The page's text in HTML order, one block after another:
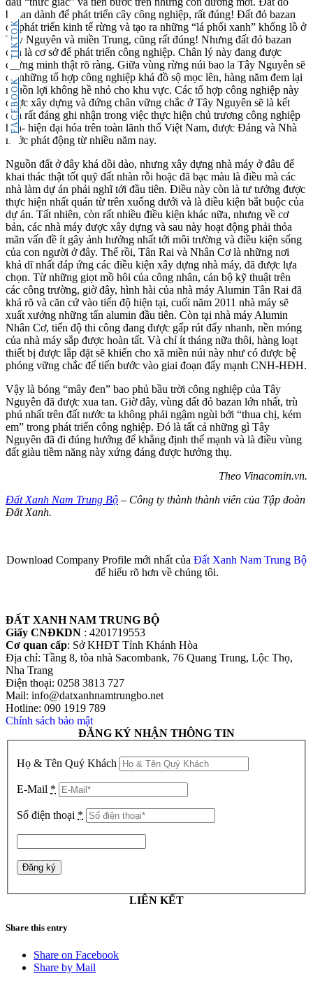
FACEBOOK
TIKTOK
bazan dành để phát triển cây công nghiệp, rất đúng! Đất đỏ bazan
để phát triển kinh tế rừng và tạo ra những “lá phổi xanh” khổng lồ ở
Tây Nguyên và miền Trung, cũng rất đúng! Nhưng đất đỏ bazan
còn là cơ sở để phát triển công nghiệp. Chân lý này đang được
chứng minh thật rõ ràng. Giữa vùng rừng núi bao la Tây Nguyên sẽ
có những tổ hợp công nghiệp khá đồ sộ mọc lên, hàng năm đem lại
nguồn lợi không hề nhỏ cho khu vực. Các tổ hợp công nghiệp này
được xây dựng và đứng chân vững chắc ở Tây Nguyên sẽ là kết
quả rất đáng ghi nhận trong việc thực hiện chủ trương công nghiệp
hóa- hiện đại hóa trên toàn lãnh thổ Việt Nam, được Đảng và Nhà
nước phát động từ nhiều năm nay.
Nguồn đất ở đây khá dồi dào, nhưng xây dựng nhà máy ở đâu để
khai thác thật tốt quỹ đất nhàn rỗi hoặc đã bạc màu là điều mà các
nhà làm dự án phải nghĩ tới đầu tiên. Điều này còn là tư tưởng được
thực hiện nhất quán từ trên xuống dưới và là điều kiện bắt buộc của
dự án. Tất nhiên, còn rất nhiều điều kiện khác nữa, nhưng về cơ
bản, các nhà máy được xây dựng và sau này hoạt động phải thỏa
mãn vấn đề ít gây ảnh hưởng nhất tới môi trường và điều kiện sống
của con người ở đây. Thế rồi, Tân Rai và Nhân Cơ là những nơi
khả dĩ nhất đáp ứng các điều kiện xây dựng nhà máy, đã được lựa
chọn. Từ những giọt mồ hôi của công nhân, cán bộ kỹ thuật trên
các công trường, giờ đây, hình hài của nhà máy Alumin Tân Rai đã
khá rõ và căn cứ vào tiến độ hiện tại, cuối năm 2011 nhà máy sẽ
xuất xưởng những tấn alumin đầu tiên. Còn tại nhà máy Alumin
Nhân Cơ, tiến độ thi công đang được gấp rút đẩy nhanh, nền móng
của nhà máy sắp được hoàn tất. Và chỉ ít tháng nữa thôi, hàng loạt
thiết bị được lắp đặt sẽ khiến cho xã miền núi này như có được bệ
phóng vững chắc để tiến bước vào giai đoạn đẩy mạnh CNH-HĐH.
Vậy là bóng “mây đen” bao phủ bầu trời công nghiệp của Tây
Nguyên đã được xua tan. Giờ đây, vùng đất đỏ bazan lớn nhất, trù
phú nhất trên đất nước ta không phải ngậm ngùi bởi “thua chị, kém
em” trong phát triển công nghiệp. Đó là tất cả những gì Tây
Nguyên đã đi đúng hướng để khẳng định thế mạnh và là điều vùng
đất giàu tiềm năng này xứng đáng được hưởng thụ.
Theo Vinacomin.vn.
Đất Xanh Nam Trung Bộ – Công ty thành thành viên của Tập đoàn
Đất Xanh.
Download Company Profile mới nhất của Đất Xanh Nam Trung Bộ
để hiểu rõ hơn về chúng tôi.
ĐẤT XANH NAM TRUNG BỘ
Giấy CNĐKDN : 4201719553
Cơ quan cấp: Sở KHĐT Tỉnh Khánh Hòa
Địa chỉ: Tầng 8, tòa nhà Sacombank, 76 Quang Trung, Lộc Thọ,
Nha Trang
Điện thoại: 0258 3813 727
Mail: info@datxanhnamtrungbo.net
Hotline: 090 1919 789
Chính sách bảo mật
ĐĂNG KÝ NHẬN THÔNG TIN
Họ & Tên Quý Khách
E-Mail *
Số điện thoại *
LIÊN KẾT
Share this entry
Share on Facebook
Share by Mail